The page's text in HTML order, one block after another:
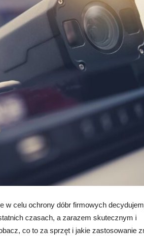
w celu ochrony dóbr firmowych
czasach, a zarazem skutecznym i
co to za sprzęt i jakie zastosowanie